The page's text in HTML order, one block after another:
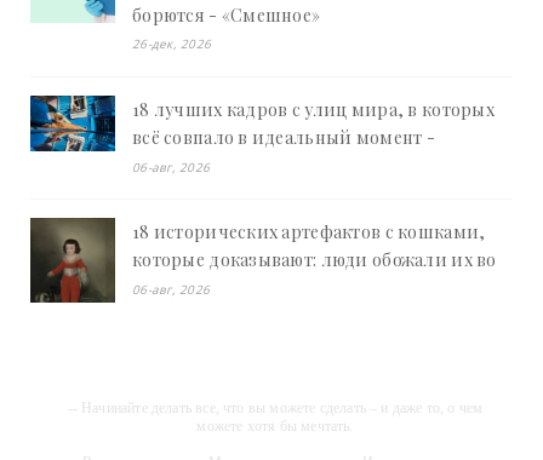
борются - «Смешное»
26-дек, 2026
18 лучших кадров с улиц мира, в которых
всё совпало в идеальный момент -
«Смешное»
06-авг, 2026
18 исторических артефактов с кошками,
которые доказывают: люди обожали их во
все времена - «Смешное»
06-авг, 2026
-- Начинайте делать все, что вы можете сделать – и даже то, о чем
можете хотя бы мечтать.